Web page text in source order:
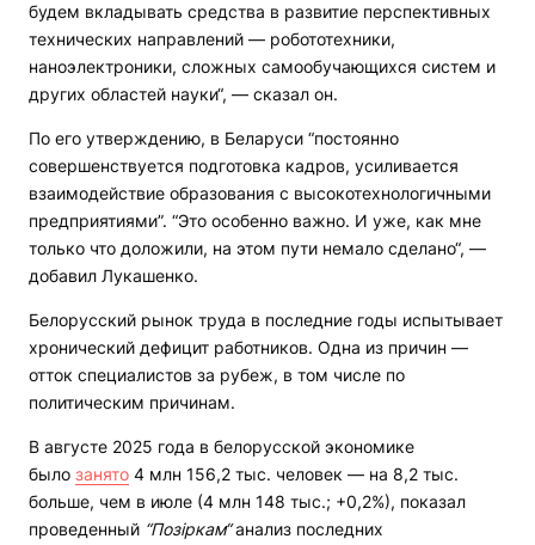
будем вкладывать средства в развитие перспективных
технических направлений — робототехники,
наноэлектроники, сложных самообучающихся систем и
других областей науки“, — сказал он.
По его утверждению, в Беларуси “постоянно
совершенствуется подготовка кадров, усиливается
взаимодействие образования с высокотехнологичными
предприятиями”. “Это особенно важно. И уже, как мне
только что доложили, на этом пути немало сделано“, —
добавил Лукашенко.
Белорусский рынок труда в последние годы испытывает
хронический дефицит работников. Одна из причин —
отток специалистов за рубеж, в том числе по
политическим причинам.
В августе 2025 года в белорусской экономике
было занято 4 млн 156,2 тыс. человек — на 8,2 тыс.
больше, чем в июле (4 млн 148 тыс.; +0,2%), показал
проведенный “Позіркам“анализ последних